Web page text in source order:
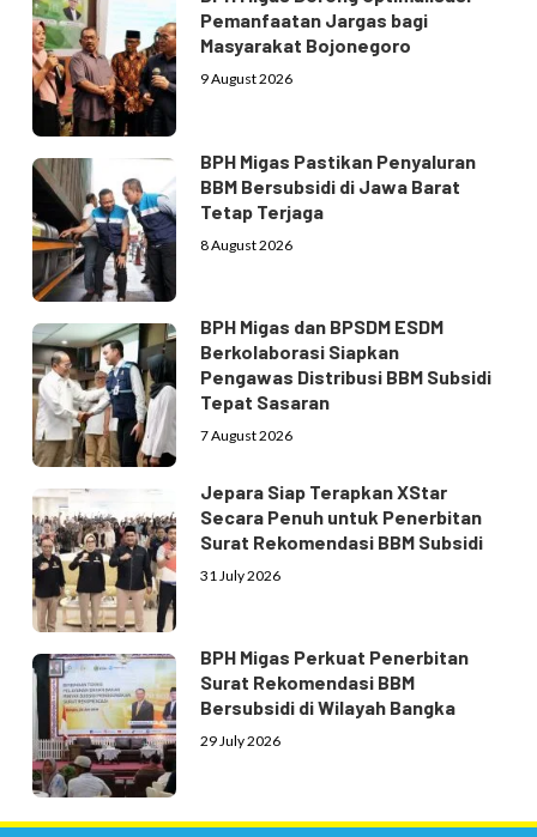
Pemanfaatan Jargas bagi
Masyarakat Bojonegoro
9 August 2026
BPH Migas Pastikan Penyaluran
BBM Bersubsidi di Jawa Barat
Tetap Terjaga
8 August 2026
BPH Migas dan BPSDM ESDM
Berkolaborasi Siapkan
Pengawas Distribusi BBM Subsidi
Tepat Sasaran
7 August 2026
Jepara Siap Terapkan XStar
Secara Penuh untuk Penerbitan
Surat Rekomendasi BBM Subsidi
31 July 2026
BPH Migas Perkuat Penerbitan
Surat Rekomendasi BBM
Bersubsidi di Wilayah Bangka
29 July 2026